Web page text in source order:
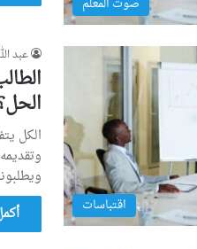
اقتباسات
عبد
الكل